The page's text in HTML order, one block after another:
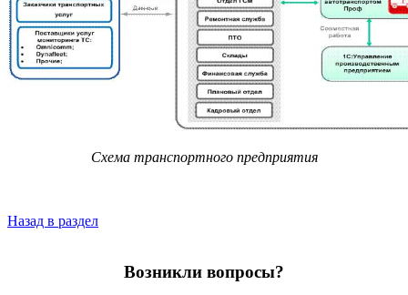
Схема транспортного предприятия
Назад в раздел
Возникли вопросы?